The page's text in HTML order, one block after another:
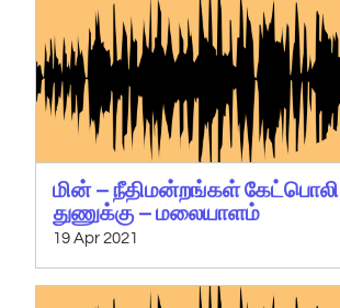
மின் – நீதிமன்றங்கள் கேட்பொலி
துணுக்கு – மலையாளம்
19 Apr 2021